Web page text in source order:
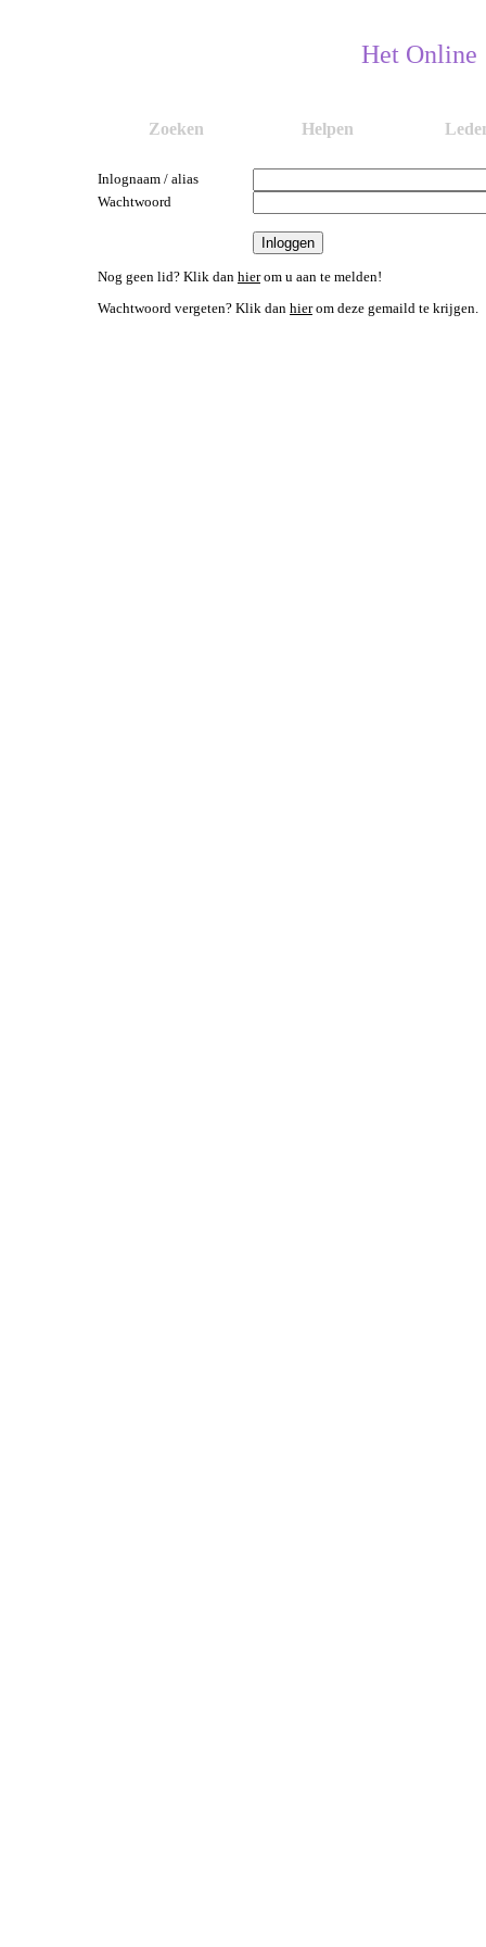
Het Online
Zoeken Helpen
Inlognaam / alias
Wachtwoord
Nog geen lid? Klik dan hierom u aan te melden!
Wachtwoord vergeten? Klik dan hierom deze gemaild te krijgen.